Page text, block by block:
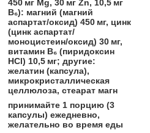
450 мг Mg, 30 мг Zn, 10,5 мг
B₆): магний (магний
аспартат/оксид) 450 мг, цинк
(цинк аспартат/
моноцистеин/оксид) 30 мг,
витамин B₆ (пиридоксин
HCl) 10,5 мг; другие:
желатин (капсула),
микрокристаллическая
целлюлоза, стеарат магн
принимайте 1 порцию (3
капсулы) ежедневно,
желательно во время еды